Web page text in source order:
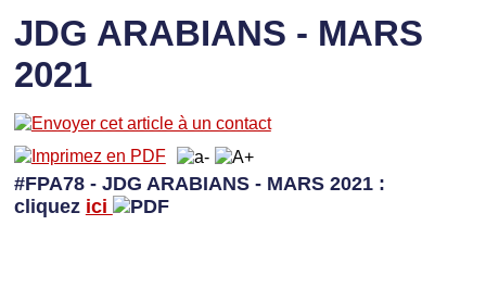
JDG ARABIANS - MARS
2021
#FPA78 - JDG ARABIANS - MARS 2021 :
cliquez ici